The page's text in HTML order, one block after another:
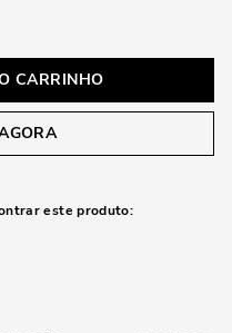
CARRINHO
este produto: